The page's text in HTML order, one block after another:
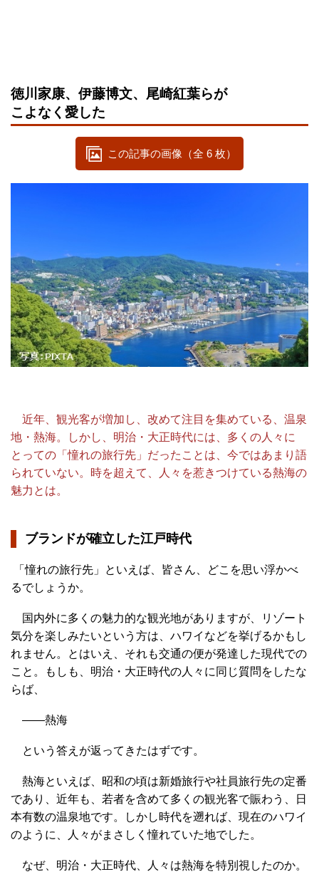
徳川家康、伊藤博文、尾崎紅葉らが
こよなく愛した
この記事の画像（全 6 枚）
近年、観光客が増加し、改めて注目を集めている、温泉
地・熱海。しかし、明治・大正時代には、多くの人々に
とっての「憧れの旅行先」だったことは、今ではあまり語
られていない。時を超えて、人々を惹きつけている熱海の
魅力とは。
ブランドが確立した江戸時代
「憧れの旅行先」といえば、皆さん、どこを思い浮かべ
るでしょうか。
国内外に多くの魅力的な観光地がありますが、リゾート
気分を楽しみたいという方は、ハワイなどを挙げるかもし
れません。とはいえ、それも交通の便が発達した現代での
こと。もしも、明治・大正時代の人々に同じ質問をしたな
らば、
――熱海
という答えが返ってきたはずです。
熱海といえば、昭和の頃は新婚旅行や社員旅行先の定番
であり、近年も、若者を含めて多くの観光客で賑わう、日
本有数の温泉地です。しかし時代を遡れば、現在のハワイ
のように、人々がまさしく憧れていた地でした。
なぜ、明治・大正時代、人々は熱海を特別視したのか。